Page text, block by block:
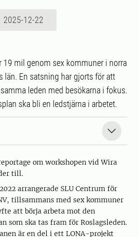
2025-12-22
19 mil genom sex kommuner i norra
län. En satsning har gjorts för att
leden med besökarna i fokus.
ska bli en ledstjärna i arbetet.
om workshopen vid Wira
till.
arrangerade SLU Centrum för
tillsammans med sex kommuner
att börja arbeta mot den
som ska tas fram för Roslagsleden.
är en del i ett LONA-projekt